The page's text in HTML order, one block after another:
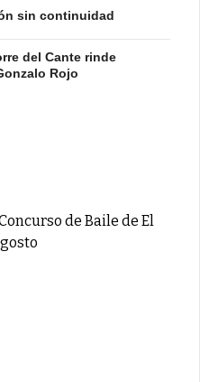
sin continuidad
del Cante rinde
Rojo
de Baile de El